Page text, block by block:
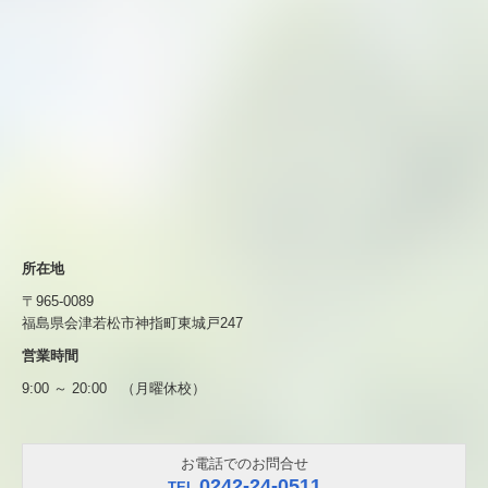
所在地
〒965-0089
福島県会津若松市神指町東城戸247
営業時間
9:00 ～ 20:00 （月曜休校）
お電話でのお問合せ